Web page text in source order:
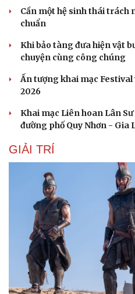
Cần một hệ sinh thái trách
chuẩn
Khi bảo tàng đưa hiện vật
chuyện cùng công chúng
Ấn tượng khai mạc Festival
2026
Khai mạc Liên hoan Lân Sư
đường phố Quy Nhơn - Gia
GIẢI TRÍ